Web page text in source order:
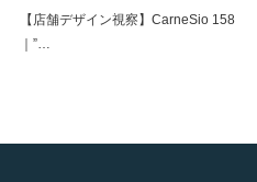
【店舗デザイン視察】CarneSio 158
｜”…